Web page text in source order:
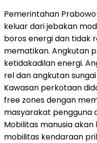
Pemerintahan
keluar dari jebakan
boros energi dan tidak
mematikan. Angkutan
ketidakadilan energi.
rel dan angkutan
Kawasan perkotaan
free zones dengan
masyarakat pengguna
Mobilitas manusia
mobilitas kendaraan